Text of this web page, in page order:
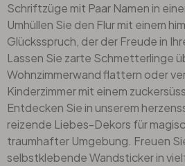
Schriftzüge mit Paar Namen in
Umhüllen Sie den Flur mit einem
Glücksspruch, der der Freude in
Lassen Sie zarte Schmetterlinge
Wohnzimmerwand flattern oder
Kinderzimmermit einem
Entdecken Sie in unserem
reizende Liebes-Dekors für
traumhafter Umgebung. Freuen
selbstklebende Wandsticker in